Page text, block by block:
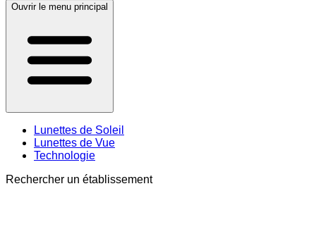
Ouvrir le menu principal
Lunettes de Soleil
Lunettes de Vue
Technologie
Rechercher un établissement